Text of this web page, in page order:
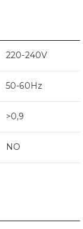
220-240V
50-60Hz
>0,9
NO